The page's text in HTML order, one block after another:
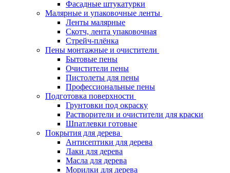
Фасадные штукатурки
Малярные и упаковочные ленты
Ленты малярные
Скотч, лента упаковочная
Стрейч-плёнка
Пены монтажные и очистители
Бытовые пены
Очистители пены
Пистолеты для пены
Профессиональные пены
Подготовка поверхности
Грунтовки под окраску
Растворители и очистители для краски
Шпатлевки готовые
Покрытия для дерева
Антисептики для дерева
Лаки для дерева
Масла для дерева
Морилки для дерева